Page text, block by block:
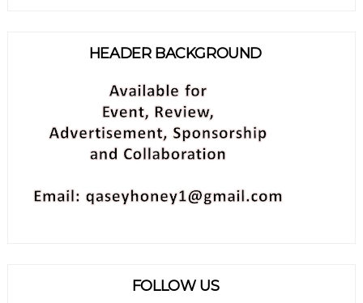
HEADER BACKGROUND
FOLLOW US